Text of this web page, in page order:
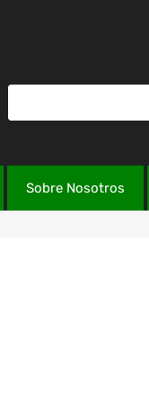
Sobre Nosotros